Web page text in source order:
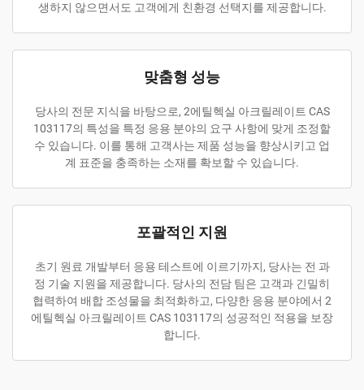
생하지 않으면서도 고객에게 친환경 선택지를 제공합니다.
맞춤형 성능
당사의 전문 지식을 바탕으로, 2에틸헥실 아크릴레이트 CAS
103117의 특성을 특정 응용 분야의 요구 사항에 맞게 조정할
수 있습니다. 이를 통해 고객사는 제품 성능을 향상시키고 업
계 표준을 충족하는 소재를 확보할 수 있습니다.
포괄적인 지원
초기 원료 개발부터 응용 테스트에 이르기까지, 당사는 전 과
정 기술 지원을 제공합니다. 당사의 전담 팀은 고객과 긴밀히
협력하여 배합 조성물을 최적화하고, 다양한 응용 분야에서 2
에틸헥실 아크릴레이트 CAS 103117의 성공적인 적용을 보장
합니다.